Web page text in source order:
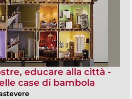
educare alla città -
case di bambola